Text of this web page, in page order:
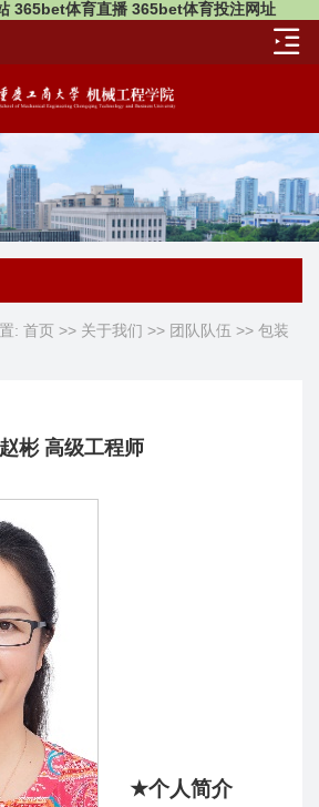
365bet体育直播 365bet体育投注网址
: 首页 >> 关于我们 >> 团队队伍 >> 包装
赵彬 高级工程师
★个人简介